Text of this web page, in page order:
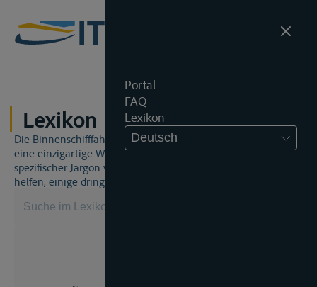
Portal
FAQ
Lexikon
Deutsch
Lexikon
Die Binnenschifffahrt und das Binnenschifffahrtsrecht sind
eine einzigartige Welt. Dies bedeutet, dass häufig ein
spezifischer Jargon verwendet wird. Dieses Lexikon wird Ihnen
helfen, einige dringend benötigte Begriffe zu beherrschen.